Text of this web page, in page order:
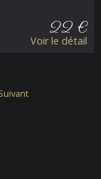
22 €
Voir le détail